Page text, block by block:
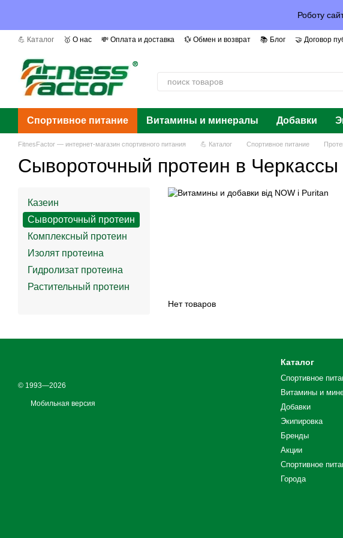
Роботу
💪 Каталог 🥇 О нас 💸 Оплата и доставка 💱 Обмен и возврат 📚 Блог 🤝 Договор
Спортивное питание Витамины и минералы Добавки
FitnesFactor — интернет-магазин спортивного питания 💪 Каталог Спортивное питание
Сывороточный протеин в Черкассы
Нет товаров
Казеин
Сывороточный протеин
Комплексный протеин
Изолят протеина
Гидролизат протеина
Растительный протеин
© 1993—2026
Мобильная версия
Каталог
Спортивное
Витамины и
Добавки
Экипировка
Бренды
Акции
Спортивное
Города